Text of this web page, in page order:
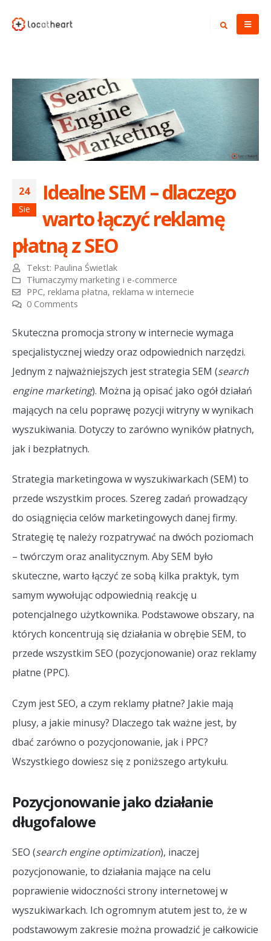
24
Sie
Idealne SEM – dlaczego
warto łączyć reklamę
płatną z SEO
Tekst: Paulina Świetlak
Tłumaczymy marketing i e-commerce
PPC,reklama płatna,reklama w internecie
0 Comments
Skuteczna promocja strony w internecie wymaga
specjalistycznej wiedzy oraz odpowiednich narzędzi.
Jednym z najważniejszych jest strategia SEM (search
engine marketing). Można ją opisać jako ogół działań
mających na celu poprawę pozycji witryny w wynikach
wyszukiwania. Dotyczy to zarówno wyników płatnych,
jak i bezpłatnych.
Strategia marketingowa w wyszukiwarkach (SEM) to
przede wszystkim proces. Szereg zadań prowadzący
do osiągnięcia celów marketingowych danej firmy.
Strategię tę należy rozpatrywać na dwóch poziomach
– twórczym oraz analitycznym. Aby SEM było
skuteczne, warto łączyć ze sobą kilka praktyk, tym
samym wywołując odpowiednią reakcję u
potencjalnego użytkownika. Podstawowe obszary, na
których koncentrują się działania w obrębie SEM, to
przede wszystkim SEO (pozycjonowanie) oraz reklamy
płatne (PPC).
Czym jest SEO, a czym reklamy płatne? Jakie mają
plusy, a jakie minusy? Dlaczego tak ważne jest, by
dbać zarówno o pozycjonowanie, jak i PPC?
Wszystkiego dowiesz się z poniższego artykułu.
Pozycjonowanie jako działanie
długofalowe
SEO (search engine optimization), inaczej
pozycjonowanie, to działania mające na celu
poprawienie widoczności strony internetowej w
wyszukiwarkach. Ich ogromnym atutem jest to, że w
podstawowym zakresie można prowadzić je całkowicie